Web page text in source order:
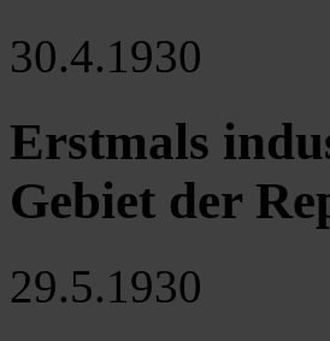
30.4.1930
Erstmals
Gebiet der
29.5.1930